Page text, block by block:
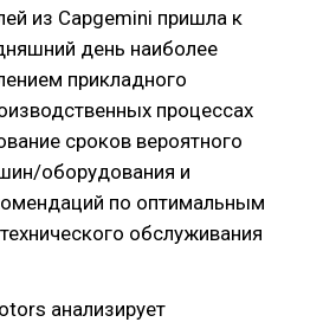
из Capgemini пришла к
день наиболее
прикладного
процессах
сроков вероятного
оборудования и
по оптимальным
обслуживания
анализирует